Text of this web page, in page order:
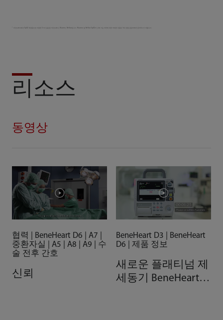
* 마인드레이에서 SpO2 측정용으로 마련한 3가지 옵션은 마인드레이, Masimo, Nellcor입니다. Masimo 및 Nellcor SpO2의 구매 가능 여부에 대한 자세한 내용은 국내 영업 담당자에게 문의하시기 바랍니다.
리소스
동영상
협력 | BeneHeart D6 | A7 |
중환자실 | A5 | A8 | A9 | 수
술 전후 간호
신뢰
BeneHeart D3 | BeneHeart
D6 | 제품 정보
새로운 플래티넘 제
세동기 BeneHeart